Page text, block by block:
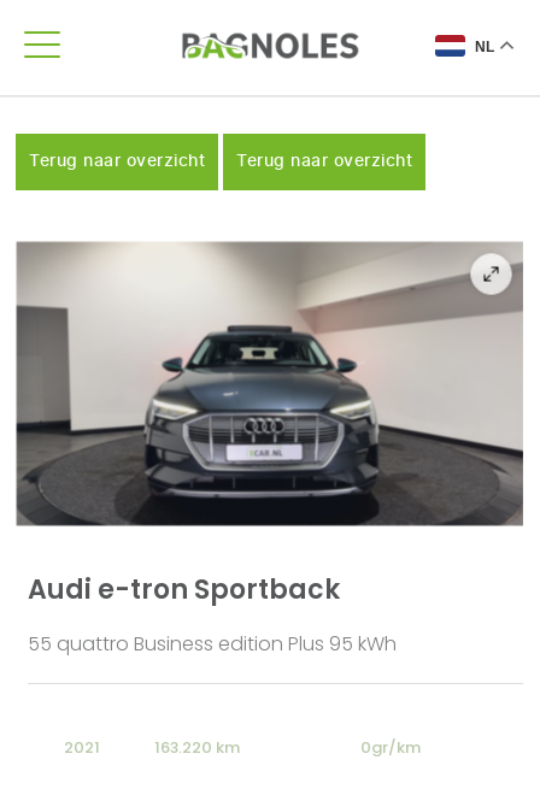
NL
Terug naar overzicht Terug naar overzicht
Audi e-tron Sportback
55 quattro Business edition Plus 95 kWh
2021 163.220 km 0gr/km